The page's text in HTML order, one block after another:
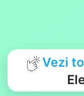
Vezi